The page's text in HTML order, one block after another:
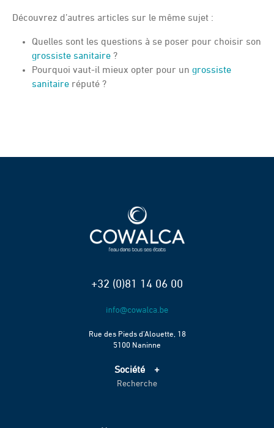
Découvrez d’autres articles sur le même sujet :
Quelles sont les questions à se poser pour choisir son
grossiste sanitaire ?
Pourquoi vaut-il mieux opter pour un grossiste
sanitaire réputé ?
+32 (0)81 14 06 00
Rue des Pieds d’Alouette, 18
5100 Naninne
Société
Accueil
Recherche